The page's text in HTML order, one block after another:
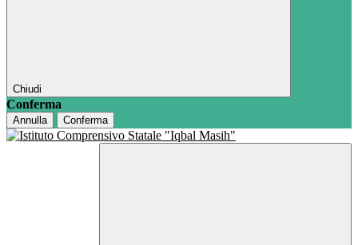
Chiudi
Conferma
Annulla Conferma